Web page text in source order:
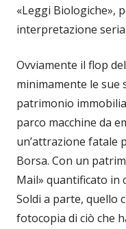
«Leggi Biologiche»,
interpretazione seria.
Ovviamente il flop
minimamente le sue
patrimonio
parco macchine da
un’attrazione fatale
Borsa. Con un
Mail» quantificato in
Soldi a parte, quello
fotocopia di ciò che